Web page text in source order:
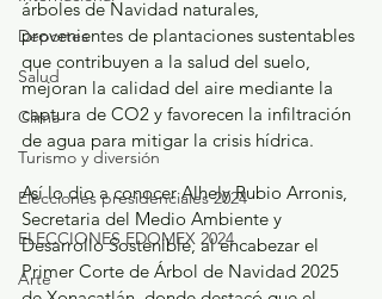
Deportes
Salud
Clima
Turismo y diversión
Elecciones presidenciales 2024
ELECCIONES EDOMEX 2024
Arte
árboles de Navidad naturales,
provenientes de plantaciones sustentables
que contribuyen a la salud del suelo,
mejoran la calidad del aire mediante la
captura de CO2 y favorecen la infiltración
de agua para mitigar la crisis hídrica.
Así lo dio a conocer Alhely Rubio Arronis,
Secretaria del Medio Ambiente y
Desarrollo Sostenible, al encabezar el
Primer Corte de Árbol de Navidad 2025